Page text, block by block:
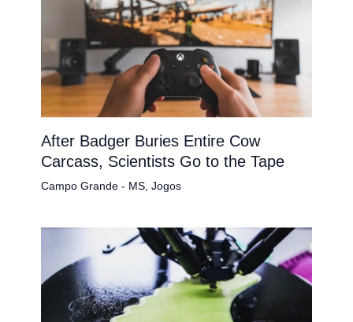
After Badger Buries Entire Cow
Carcass, Scientists Go to the Tape
Campo Grande - MS, Jogos